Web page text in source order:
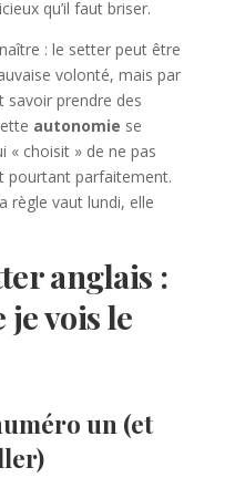
qu’il faut briser.
: le setter peut être
volonté, mais par
savoir prendre des
autonomie se
« choisit » de ne pas
pourtant parfaitement.
règle vaut lundi, elle
anglais :
vois le
un (et